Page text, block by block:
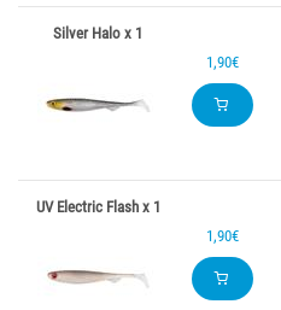
Silver Halo x 1
1,90€
UV Electric Flash x 1
1,90€